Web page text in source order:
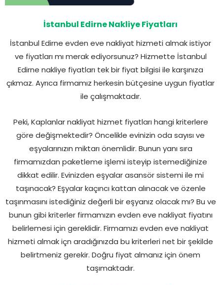
İstanbul Edirne Nakliye Fiyatları
İstanbul Edirne evden eve nakliyat hizmeti almak istiyor
ve fiyatları mı merak ediyorsunuz? Hizmette İstanbul
Edirne nakliye fiyatları tek bir fiyat bilgisi ile karşınıza
çıkmaz. Ayrıca firmamız herkesin bütçesine uygun fiyatlar
ile çalışmaktadır.
Peki, Kaplanlar nakliyat hizmet fiyatları hangi kriterlere
göre değişmektedir? Öncelikle evinizin oda sayısı ve
eşyalarınızın miktarı önemlidir. Bunun yanı sıra
firmamızdan paketleme işlemi isteyip istemediğinize
dikkat edilir. Evinizden eşyalar asansör sistemi ile mi
taşınacak? Eşyalar kaçıncı kattan alınacak ve özenle
taşınmasını istediğiniz değerli bir eşyanız olacak mı? Bu ve
bunun gibi kriterler firmamızın evden eve nakliyat fiyatını
belirlemesi için gereklidir. Firmamızı evden eve nakliyat
hizmeti almak içn aradığınızda bu kriterleri net bir şekilde
belirtmeniz gerekir. Doğru fiyat almanız için önem
taşımaktadır.